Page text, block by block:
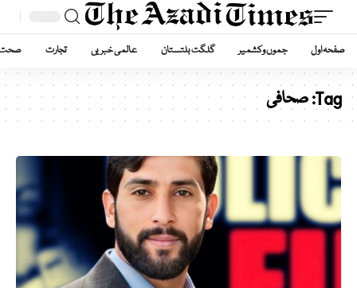
صفحہ اول جموں وکشمیر گلگت بلتستان عالمی خبریں تجارت
Tag: صحافی